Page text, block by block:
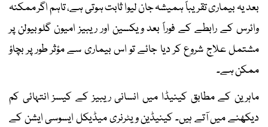
بعد یہ بیماری تقریباً ہمیشہ جان لیوا ثابت ہوتی ہے، تاہم اگر ممکنہ
وائرس کے رابطے کے فوراً بعد ویکسین اور ریبیز امیون گلوبیولن پر
مشتمل علاج شروع کر دیا جائے تو اس بیماری سے مؤثر طور پر بچاؤ
ممکن ہے۔
ماہرین کے مطابق کینیڈا میں انسانی ریبیز کے کیسز انتہائی کم
دیکھنے میں آتے ہیں۔ کینیڈین ویٹرنری میڈیکل ایسوسی ایشن کے